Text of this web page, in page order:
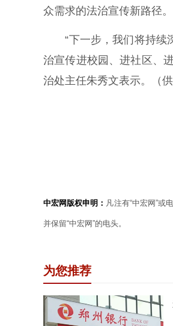
众需求的法治宣传新路径。
“下一步，我们将持续深
治宣传进校园、进社区、
治处主任朱秀文表示。（
中宏网版权申明： 凡注有“中宏网”或
并保留“中宏网”的电头。
为您推荐